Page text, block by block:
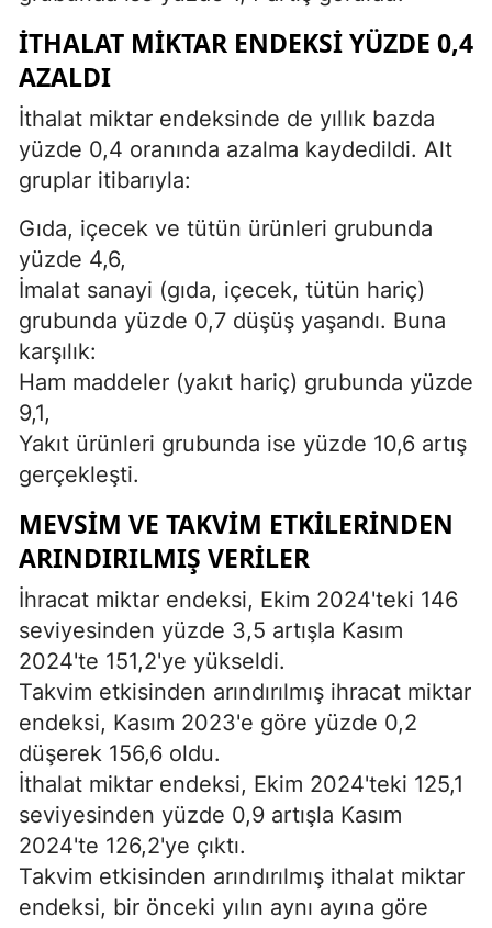
İTHALAT MIKTAR ENDEKSI YÜZDE 0,4
AZALDI
İthalat miktar endeksinde de yıllık bazda
yüzde 0,4 oranında azalma kaydedildi. Alt
gruplar itibarıyla:
Gıda, içecek ve tütün ürünleri grubunda
yüzde 4,6,
İmalat sanayi (gıda, içecek, tütün hariç)
grubunda yüzde 0,7 düşüş yaşandı. Buna
karşılık:
Ham maddeler (yakıt hariç) grubunda yüzde
9,1,
Yakıt ürünleri grubunda ise yüzde 10,6 artış
gerçekleşti.
MEVSIM VE TAKVIM ETKILERINDEN
ARINDIRILMIŞ VERILER
İhracat miktar endeksi, Ekim 2024'teki 146
seviyesinden yüzde 3,5 artışla Kasım
2024'te 151,2'ye yükseldi.
Takvim etkisinden arındırılmış ihracat miktar
endeksi, Kasım 2023'e göre yüzde 0,2
düşerek 156,6 oldu.
İthalat miktar endeksi, Ekim 2024'teki 125,1
seviyesinden yüzde 0,9 artışla Kasım
2024'te 126,2'ye çıktı.
Takvim etkisinden arındırılmış ithalat miktar
endeksi, bir önceki yılın aynı ayına göre